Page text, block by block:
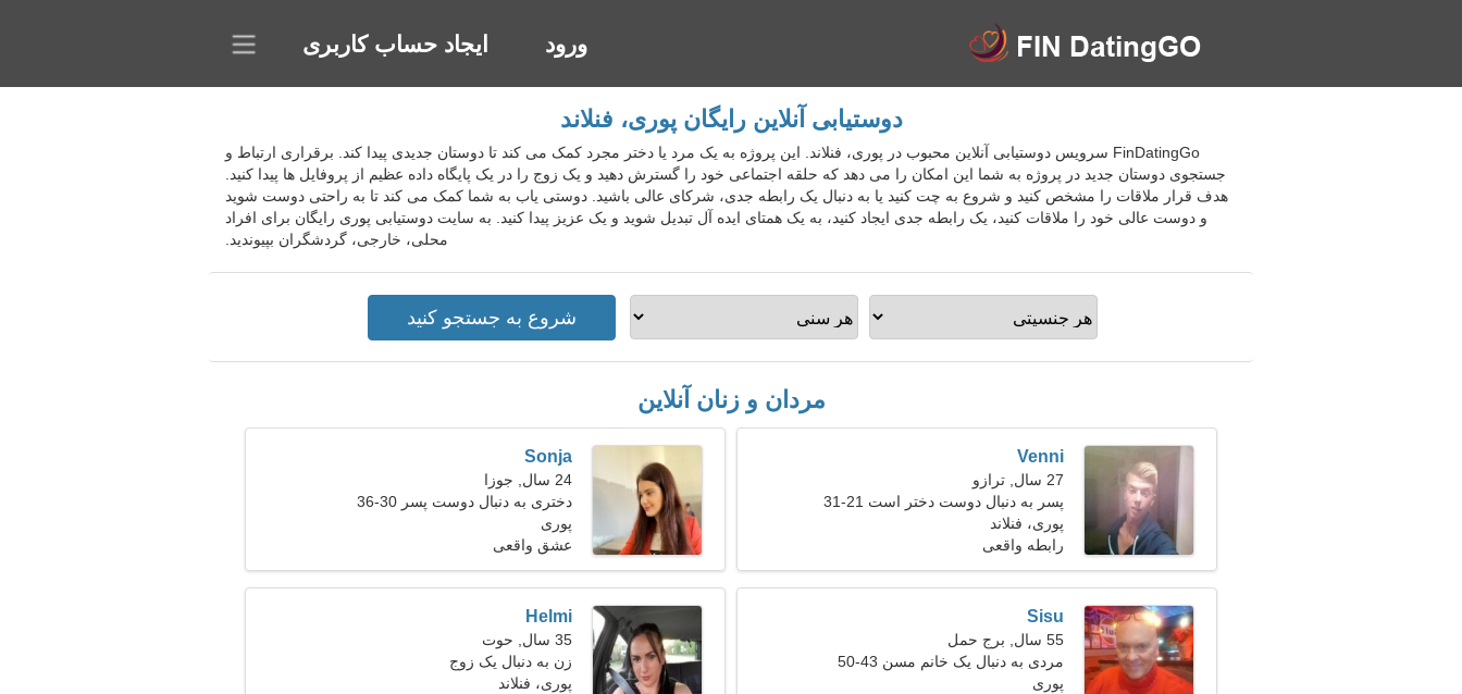
ورود ایجاد حساب کاربری
دوستیابی آنلاین رایگان پوری، فنلاند
FinDatingGo سرویس دوستیابی آنلاین محبوب در پوری، فنلاند. این پروژه به یک مرد یا دختر مجرد کمک می کند تا دوستان جدیدی پیدا کند. برقراری ارتباط و
جستجوی دوستان جدید در پروژه به شما این امکان را می دهد که حلقه اجتماعی خود را گسترش دهید و یک زوج را در یک پایگاه داده عظیم از پروفایل ها پیدا کنید.
هدف قرار ملاقات را مشخص کنید و شروع به چت کنید یا به دنبال یک رابطه جدی، شرکای عالی باشید. دوستی یاب به شما کمک می کند تا به راحتی دوست شوید
و دوست عالی خود را ملاقات کنید، یک رابطه جدی ایجاد کنید، به یک همتای ایده آل تبدیل شوید و یک عزیز پیدا کنید. به سایت دوستیابی پوری رایگان برای افراد
محلی، خارجی، گردشگران بپیوندید.
مردان و زنان آنلاین
Venni
27 سال, ترازو
پسر به دنبال دوست دختر است 21-31
پوری، فنلاند
رابطه واقعی
Sonja
24 سال, جوزا
دختری به دنبال دوست پسر 30-36
پوری
عشق واقعی
Sisu
55 سال, برج حمل
مردی به دنبال یک خانم مسن 43-50
پوری
Helmi
35 سال, حوت
زن به دنبال یک زوج
پوری، فنلاند